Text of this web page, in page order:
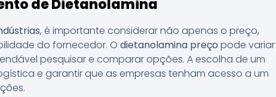
de Dietanolamina
, é importante considerar não apenas o preço,
do fornecedor. O dietanolamina preço pode variar
pesquisar e comparar opções. A escolha de um
e garantir que as empresas tenham acesso a um